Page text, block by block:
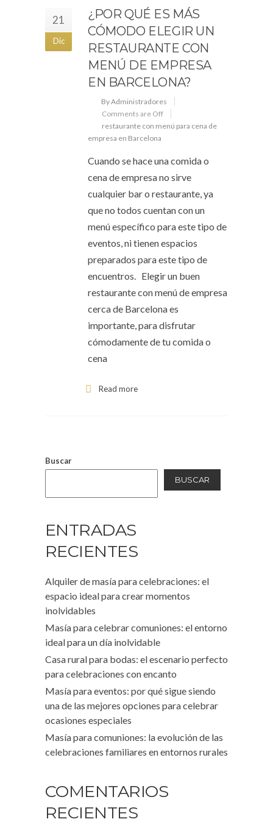
21
Dic
¿POR QUÉ ES MÁS
CÓMODO ELEGIR UN
RESTAURANTE CON
MENÚ DE EMPRESA
EN BARCELONA?
By Administradores
Comments are Off
restaurante con menú para cena de
empresa en Barcelona
Cuando se hace una comida o
cena de empresa no sirve
cualquier bar o restaurante, ya
que no todos cuentan con un
menú específico para este tipo de
eventos, ni tienen espacios
preparados para este tipo de
encuentros. Elegir un buen
restaurante con menú de empresa
cerca de Barcelona es
importante, para disfrutar
cómodamente de tu comida o
cena
Read more
Buscar
BUSCAR
ENTRADAS
RECIENTES
Alquiler de masía para celebraciones: el
espacio ideal para crear momentos
inolvidables
Masía para celebrar comuniones: el entorno
ideal para un día inolvidable
Casa rural para bodas: el escenario perfecto
para celebraciones con encanto
Masía para eventos: por qué sigue siendo
una de las mejores opciones para celebrar
ocasiones especiales
Masía para comuniones: la evolución de las
celebraciones familiares en entornos rurales
COMENTARIOS
RECIENTES